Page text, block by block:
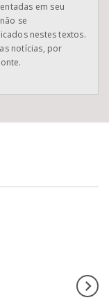
em seu
se
nestes textos.
notícias, por